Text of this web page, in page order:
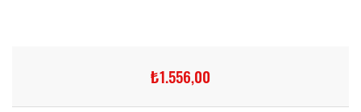
₺1.556,00